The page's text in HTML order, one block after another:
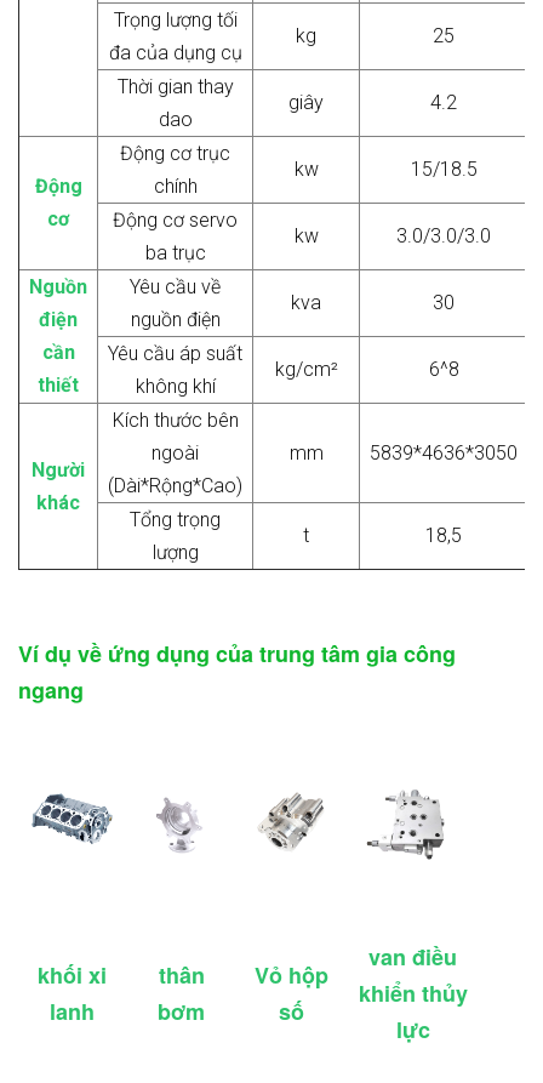
Trọng lượng tối
đa của dụng cụ
kg 25
Thời gian thay
dao
giây 4.2
Động
cơ
Động cơ trục
chính
kw 15/18.5
Động cơ servo
ba trục
kw 3.0/3.0/3.0
Nguồn
điện
cần
thiết
Yêu cầu về
nguồn điện
kva 30
Yêu cầu áp suất
không khí
kg/cm² 6^8
Người
khác
Kích thước bên
ngoài
(Dài*Rộng*Cao)
mm 5839*4636*3050
Tổng trọng
lượng
t 18,5
Ví dụ về ứng dụng của trung tâm gia công
ngang
khối xi
lanh
thân
bơm
Vỏ hộp
số
van điều
khiển thủy
lực